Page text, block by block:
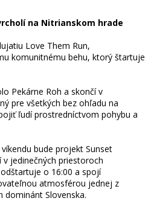
na Nitrianskom hrade
Love Them Run,
komunitnému behu, ktorý štartuje
Pekárne Roh a skončí v
pre všetkých bez ohľadu na
ľudí prostredníctvom pohybu a
bude projekt Sunset
jedinečných priestoroch
o 16:00 a spojí
atmosférou jednej z
dominánt Slovenska.